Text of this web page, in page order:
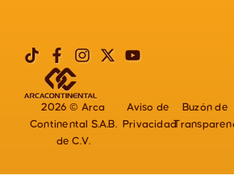
2026 © Arca
Continental S.A.B.
de C.V.
Aviso de
Privacidad
Buzón de